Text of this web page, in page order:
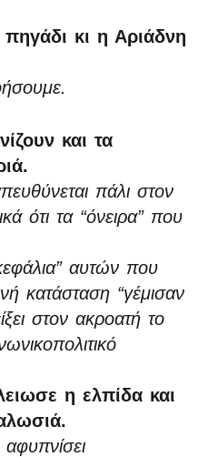
κι η Αριάδνη
και τα
πάλι στον
ότι τα “όνειρα” που
αυτών που
κατάσταση “γέμισαν
στον ακροατή το
η ελπίδα και